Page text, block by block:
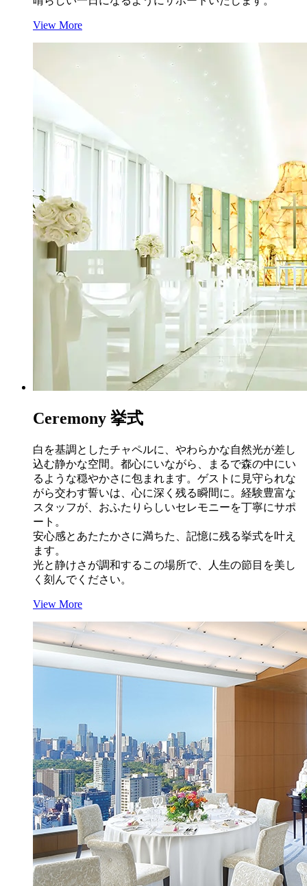
View More
Ceremony 挙式
白を基調としたチャペルに、やわらかな自然光が差し
込む静かな空間。都心にいながら、まるで森の中にい
るような穏やかさに包まれます。ゲストに見守られな
がら交わす誓いは、心に深く残る瞬間に。経験豊富な
スタッフが、おふたりらしいセレモニーを丁寧にサポ
ート。
安心感とあたたかさに満ちた、記憶に残る挙式を叶え
ます。
光と静けさが調和するこの場所で、人生の節目を美し
く刻んでください。
View More